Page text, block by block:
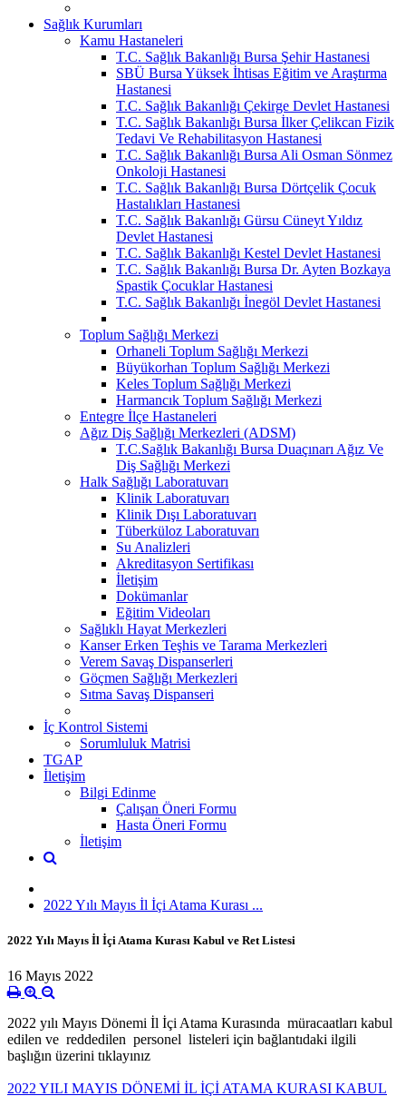
Sağlık Kurumları
Kamu Hastaneleri
T.C. Sağlık Bakanlığı Bursa Şehir Hastanesi
SBÜ Bursa Yüksek İhtisas Eğitim ve Araştırma
Hastanesi
T.C. Sağlık Bakanlığı Çekirge Devlet Hastanesi
T.C. Sağlık Bakanlığı Bursa İlker Çelikcan Fizik
Tedavi Ve Rehabilitasyon Hastanesi
T.C. Sağlık Bakanlığı Bursa Ali Osman Sönmez
Onkoloji Hastanesi
T.C. Sağlık Bakanlığı Bursa Dörtçelik Çocuk
Hastalıkları Hastanesi
T.C. Sağlık Bakanlığı Gürsu Cüneyt Yıldız
Devlet Hastanesi
T.C. Sağlık Bakanlığı Kestel Devlet Hastanesi
T.C. Sağlık Bakanlığı Bursa Dr. Ayten Bozkaya
Spastik Çocuklar Hastanesi
T.C. Sağlık Bakanlığı İnegöl Devlet Hastanesi
Toplum Sağlığı Merkezi
Orhaneli Toplum Sağlığı Merkezi
Büyükorhan Toplum Sağlığı Merkezi
Keles Toplum Sağlığı Merkezi
Harmancık Toplum Sağlığı Merkezi
Entegre İlçe Hastaneleri
Ağız Diş Sağlığı Merkezleri (ADSM)
T.C.Sağlık Bakanlığı Bursa Duaçınarı Ağız Ve
Diş Sağlığı Merkezi
Halk Sağlığı Laboratuvarı
Klinik Laboratuvarı
Klinik Dışı Laboratuvarı
Tüberküloz Laboratuvarı
Su Analizleri
Akreditasyon Sertifikası
İletişim
Dokümanlar
Eğitim Videoları
Sağlıklı Hayat Merkezleri
Kanser Erken Teşhis ve Tarama Merkezleri
Verem Savaş Dispanserleri
Göçmen Sağlığı Merkezleri
Sıtma Savaş Dispanseri
İç Kontrol Sistemi
Sorumluluk Matrisi
TGAP
İletişim
Bilgi Edinme
Çalışan Öneri Formu
Hasta Öneri Formu
İletişim
2022 Yılı Mayıs İl İçi Atama Kurası ...
2022 Yılı Mayıs İl İçi Atama Kurası Kabul ve Ret Listesi
16 Mayıs 2022
2022 yılı Mayıs Dönemi İl İçi Atama Kurasında müracaatları kabul
edilen ve reddedilen personel listeleri için bağlantıdaki ilgili
başlığın üzerini tıklayınız
2022 YILI MAYIS DÖNEMİ İL İÇİ ATAMA KURASI KABUL